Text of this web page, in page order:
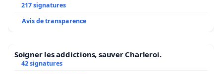
217 signatures
Avis de transparence
Soigner les addictions, sauver Charleroi.
42 signatures